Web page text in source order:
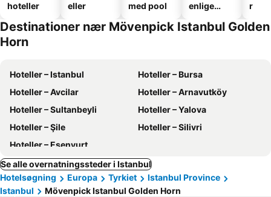
hoteller
eller
med pool
enlige
r
Destinationer nær Mövenpick Istanbul Golden
Horn
Hoteller – Istanbul
Hoteller – Bursa
Hoteller – Avcilar
Hoteller – Arnavutköy
Hoteller – Sultanbeyli
Hoteller – Yalova
Hoteller – Şile
Hoteller – Silivri
Hoteller – Esenyurt
Se alle overnatningssteder i Istanbul
Hotelsøgning
Europa Tyrkiet
Istanbul Province
Istanbul
Mövenpick Istanbul Golden Horn